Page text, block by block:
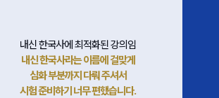
내신 한국사에 최적화된 강의임
내신 한국사라는 이름에 걸맞게
심화 부분까지 다뤄 주셔서
시험 준비하기 너무 편했습니다.